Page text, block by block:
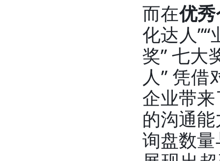
而在优
化达人”“
奖” 七大
人” 凭
企业带
的沟通
询盘数